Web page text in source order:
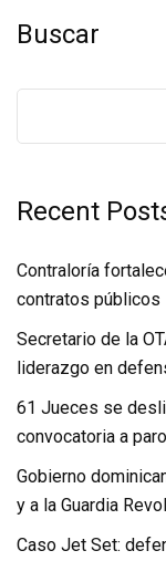
Buscar
Recent
Contraloría
contratos públicos
Secretario de la
liderazgo en
61 Jueces se
convocatoria a paro
Gobierno
y a la Guardia
Caso Jet Set: